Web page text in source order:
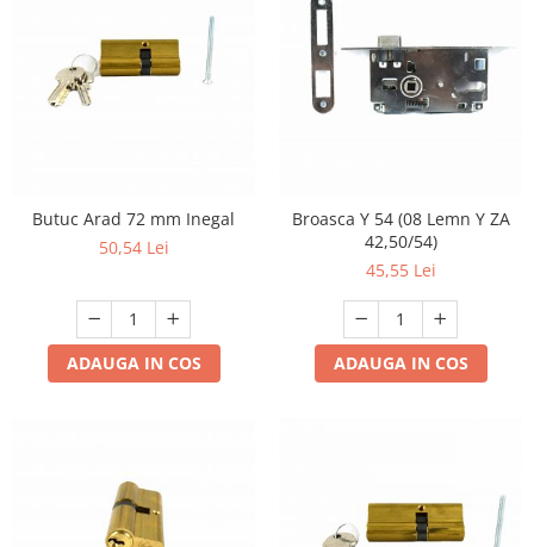
Butuc Arad 72 mm Inegal
50,54 Lei
ADAUGA IN COS
Broasca Y 54 (08 Lemn Y ZA
42,50/54)
45,55 Lei
ADAUGA IN COS